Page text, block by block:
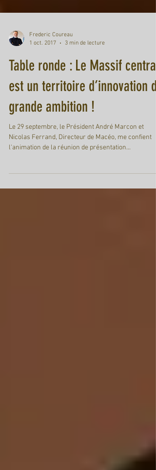
Frederic Coureau
1 oct. 2017
3 min de lecture
Table ronde : Le Massif central
est un territoire d’innovation de
grande ambition !
Le 29 septembre, le Président André Marcon et
l'animation de la réunion de présentation...